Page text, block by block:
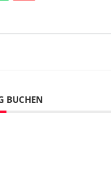
BUCHEN